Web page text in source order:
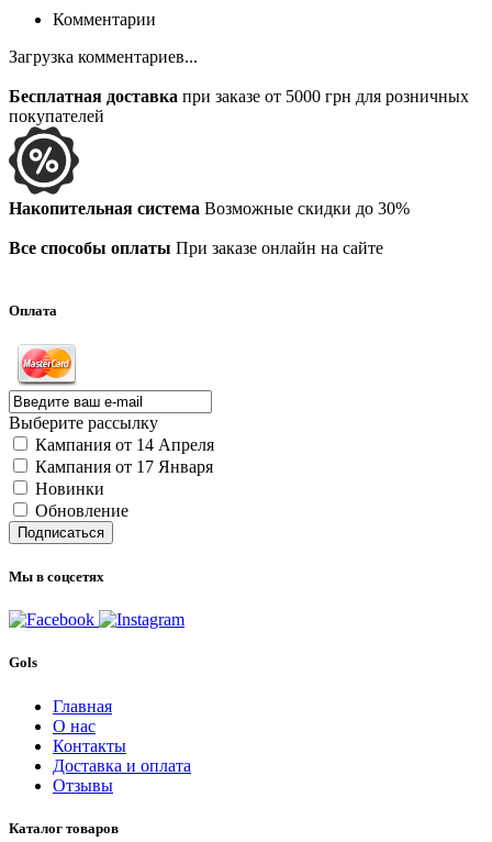
Комментарии
Загрузка комментариев...
Бесплатная доставка при заказе от 5000 грн для розничных
покупателей
Накопительная система Возможные скидки до 30%
Все способы оплаты При заказе онлайн на сайте
Оплата
Выберите рассылку
Кампания от 14 Апреля
Кампания от 17 Января
Новинки
Обновление
Подписаться
Мы в соцсетях
Gols
Главная
О нас
Контакты
Доставка и оплата
Отзывы
Каталог товаров